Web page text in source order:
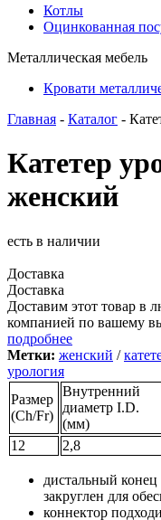
Котлы
Оцинкованная
Металлическая мебель
Кровати
Главная - Каталог -
Катетер
женский
есть в наличии
Доставка
Доставка
Доставим этот товар в
компанией по вашему
подробнее
Метки: женский /
урология
Размер
(Ch/Fr)
Внутренний
диаметр I.D.
(мм)
12
2,8
дистальный конец
закруглен для
коннектор